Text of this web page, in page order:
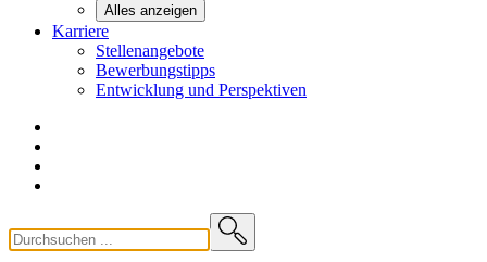
Alles anzeigen
Karriere
Stellenangebote
Bewerbungstipps
Entwicklung und Perspektiven